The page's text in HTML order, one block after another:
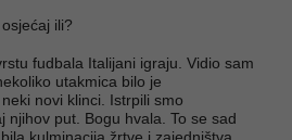
ili?
fudbala Italijani igraju. Vidio sam
utakmica bilo je
novi klinci. Istrpili smo
njihov put. Bogu hvala. To se sad